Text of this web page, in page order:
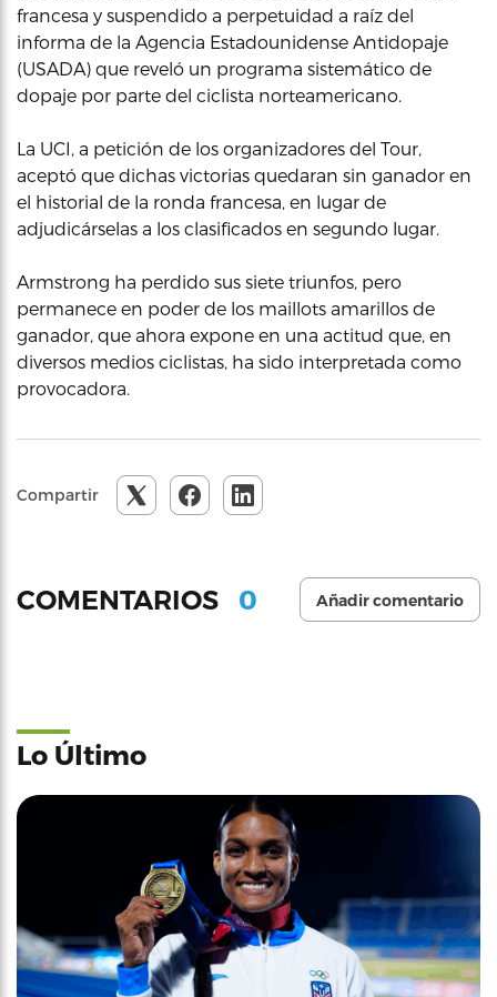
francesa y suspendido a perpetuidad a raíz del
informa de la Agencia Estadounidense Antidopaje
(USADA) que reveló un programa sistemático de
dopaje por parte del ciclista norteamericano.
La UCI, a petición de los organizadores del Tour,
aceptó que dichas victorias quedaran sin ganador en
el historial de la ronda francesa, en lugar de
adjudicárselas a los clasificados en segundo lugar.
Armstrong ha perdido sus siete triunfos, pero
permanece en poder de los maillots amarillos de
ganador, que ahora expone en una actitud que, en
diversos medios ciclistas, ha sido interpretada como
provocadora.
Compartir
COMENTARIOS 0 Añadir comentario
Lo Último